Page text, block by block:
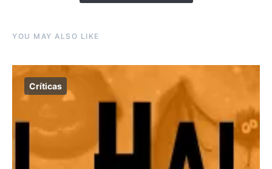
YOU MAY ALSO LIKE
Críticas